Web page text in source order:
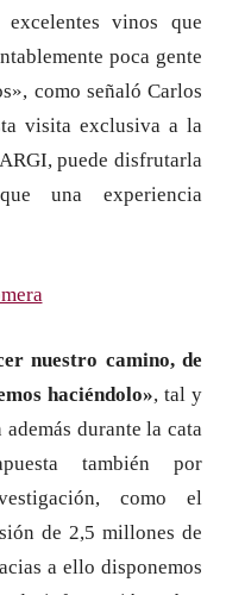
vinos que
poca gente
como señaló Carlos
visita exclusiva a la
puede disfrutarla
una experiencia
nuestro camino, de
haciéndolo», tal y
durante la cata
también por
como el
de 2,5 millones de
a ello disponemos